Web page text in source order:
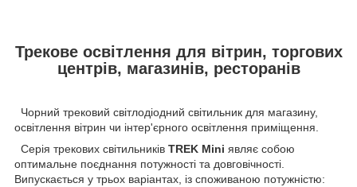
Трекове освітлення для вітрин, торгових
центрів, магазинів, ресторанів
Чорний трековий світлодіодний світильник для магазину,
освітлення вітрин чи інтер'єрного освітлення приміщення.
Серія трекових світильників TREK Mini являє собою
оптимальне поєднання потужності та довговічності.
Випускається у трьох варіантах, із споживаною потужністю: